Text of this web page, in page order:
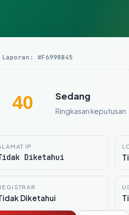
#F6998B45
40 Sedang
Ringkasan keputusan
IP
Diketahui
Diketahui